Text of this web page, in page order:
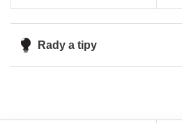
Rady a tipy